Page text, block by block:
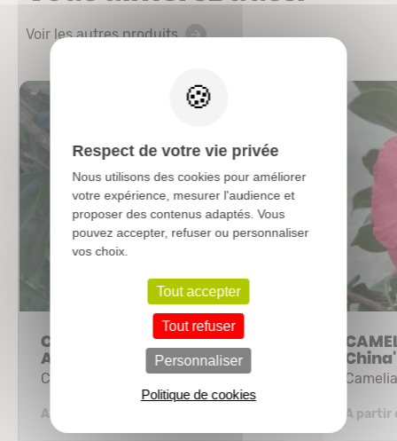
Voir les autres produits
CAMELLIA japonica 'Adolphe
Audusson'
Camélia
A partir de
China'
A partir
Respect de votre vie privée
Nous utilisons des cookies pour améliorer
votre expérience, mesurer l'audience et
proposer des contenus adaptés. Vous
pouvez accepter, refuser ou personnaliser
vos choix.
Tout accepter
Tout refuser
Personnaliser
Politique de cookies